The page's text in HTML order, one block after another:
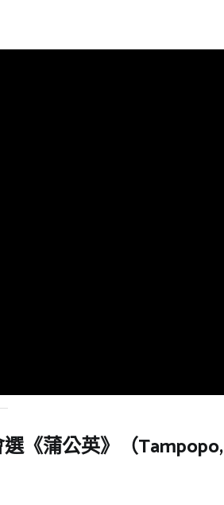
《蒲公英》（Tampopo,